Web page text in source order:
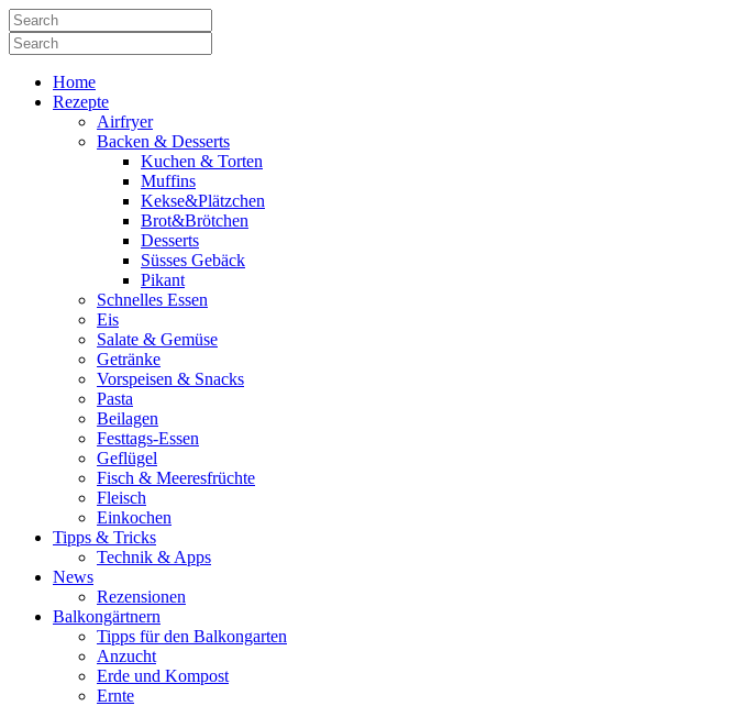
Home
Rezepte
Airfryer
Backen & Desserts
Kuchen & Torten
Muffins
Kekse&Plätzchen
Brot&Brötchen
Desserts
Süsses Gebäck
Pikant
Schnelles Essen
Eis
Salate & Gemüse
Getränke
Vorspeisen & Snacks
Pasta
Beilagen
Festtags-Essen
Geflügel
Fisch & Meeresfrüchte
Fleisch
Einkochen
Tipps & Tricks
Technik & Apps
News
Rezensionen
Balkongärtnern
Tipps für den Balkongarten
Anzucht
Erde und Kompost
Ernte